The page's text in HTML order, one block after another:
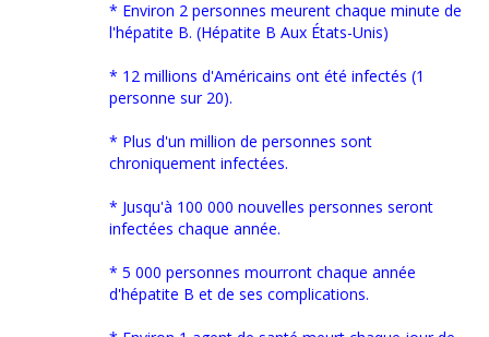
* Environ 2 personnes meurent chaque minute de
l'hépatite B. (Hépatite B Aux États-Unis)
* 12 millions d'Américains ont été infectés (1
personne sur 20).
* Plus d'un million de personnes sont
chroniquement infectées.
* Jusqu'à 100 000 nouvelles personnes seront
infectées chaque année.
* 5 000 personnes mourront chaque année
d'hépatite B et de ses complications.